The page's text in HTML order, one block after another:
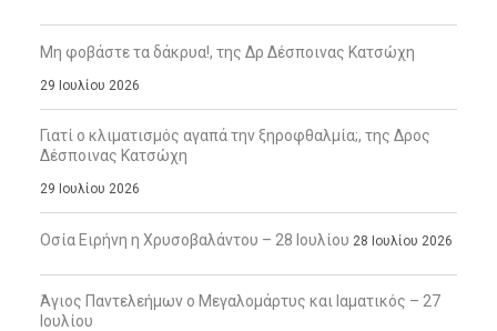
Μη φοβάστε τα δάκρυα!, της Δρ Δέσποινας Κατσώχη
29 Ιουλίου 2026
Γιατί ο κλιματισμός αγαπά την ξηροφθαλμία;, της Δρος
Δέσποινας Κατσώχη
29 Ιουλίου 2026
Οσία Ειρήνη η Χρυσοβαλάντου – 28 Ιουλίου 28 Ιουλίου 2026
Άγιος Παντελεήμων ο Μεγαλομάρτυς και Ιαματικός – 27
Ιουλίου